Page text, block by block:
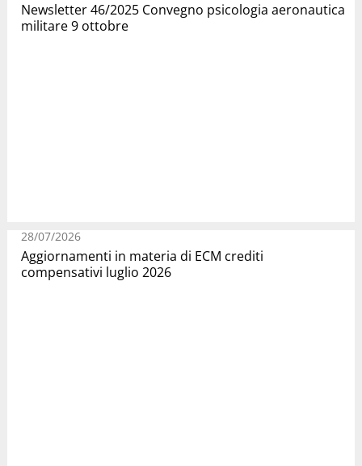
Newsletter 46/2025 Convegno psicologia aeronautica
militare 9 ottobre
28/07/2026
Aggiornamenti in materia di ECM crediti
compensativi luglio 2026